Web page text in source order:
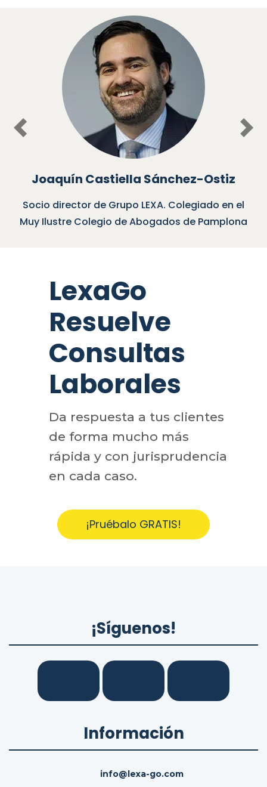
Joaquín Castiella Sánchez-Ostiz
Socio director de Grupo LEXA. Colegiado en el
Muy Ilustre Colegio de Abogados de Pamplona
Previous
LexaGo
Resuelve
Consultas
Laborales
Da respuesta a tus clientes
de forma mucho más
rápida y con jurisprudencia
en cada caso.
¡Pruébalo GRATIS!
¡Síguenos!
Información
info@lexa-go.com